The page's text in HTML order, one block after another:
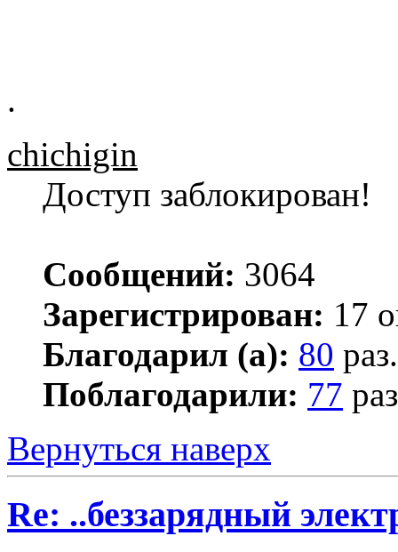
.
chichigin
Доступ заблокирован!
Сообщений: 3064
Зарегистрирован: 17
Благодарил (а): 80 раз.
Поблагодарили: 77
Вернуться наверх
Re: ..беззарядный